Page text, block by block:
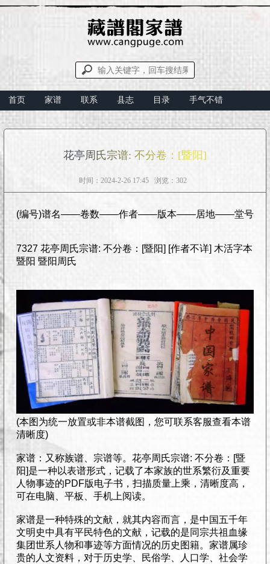
首页 家谱 联系 县志 目录 手气不错
花亭周氏宗谱: 不分卷：[暨阳]
时间：2024-2-26 17:45 浏览：302
(编号)谱名——卷数——作者——版本——居地——堂号
7327 花亭周氏宗谱: 不分卷：[暨阳] [作者不详] 木活字本
暨阳 暨阳周氏
(本图为统一放置或非本谱截图，您可联系客服查看本谱
清晰度)
家谱：又称族谱、宗谱等。花亭周氏宗谱: 不分卷：[暨
阳]是一种以表谱形式，记载了本家族的世系繁衍及重要
人物事迹的PDF版电子书，扫描质量上乘，清晰度高，
可在电脑、平板、手机上阅读。
家谱是一种特殊的文献，就其内容而言，是中国五千年
文明史中具有平民特色的文献，记载的是同宗共祖血缘
集团世系人物和事迹等方面情况的历史图籍。家谱属珍
贵的人文资料，对于历史学、民俗学、人口学、社会学